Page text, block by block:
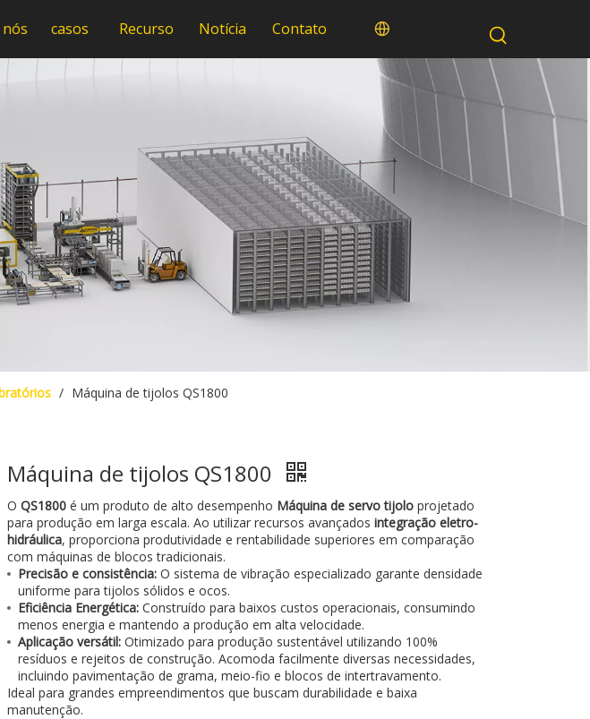
casos Recurso Notícia Contato
/ Máquina de tijolos QS1800
Máquina de tijolos QS1800
OQS1800 é um produto de alto desempenho Máquina de servo tijolo projetado
para produção em larga escala. Ao utilizar recursos avançadosintegração eletro-
hidráulica, proporciona produtividade e rentabilidade superiores em comparação
com máquinas de blocos tradicionais.
Precisão e consistência: O sistema de vibração especializado garante densidade
uniforme para tijolos sólidos e ocos.
Eficiência Energética: Construído para baixos custos operacionais, consumindo
menos energia e mantendo a produção em alta velocidade.
Aplicação versátil: Otimizado para produção sustentável utilizando 100%
resíduos e rejeitos de construção. Acomoda facilmente diversas necessidades,
incluindo pavimentação de grama, meio-fio e blocos de intertravamento.
Ideal para grandes empreendimentos que buscam durabilidade e baixa
manutenção.